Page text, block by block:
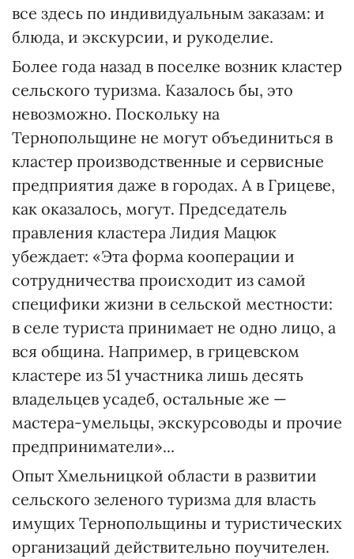
все здесь по индивидуальным заказам: и
блюда, и экскурсии, и рукоделие.
Более года назад в поселке возник кластер
сельского туризма. Казалось бы, это
невозможно. Поскольку на
Тернопольщине не могут объединиться в
кластер производственные и сервисные
предприятия даже в городах. А в Грицеве,
как оказалось, могут. Председатель
правления кластера Лидия Мацюк
убеждает: «Эта форма кооперации и
сотрудничества происходит из самой
специфики жизни в сельской местности:
в селе туриста принимает не одно лицо, а
вся община. Например, в грицевском
кластере из 51 участника лишь десять
владельцев усадеб, остальные же —
мастера-умельцы, экскурсоводы и прочие
предприниматели»...
Опыт Хмельницкой области в развитии
сельского зеленого туризма для власть
имущих Тернопольщины и туристических
организаций действительно поучителен.